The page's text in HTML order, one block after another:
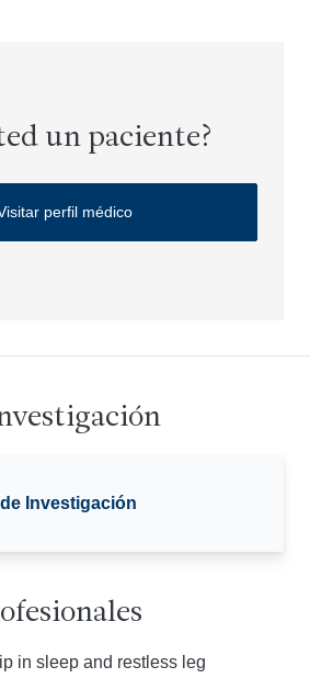
un paciente?
perfil médico
Investigación
in sleep and restless leg